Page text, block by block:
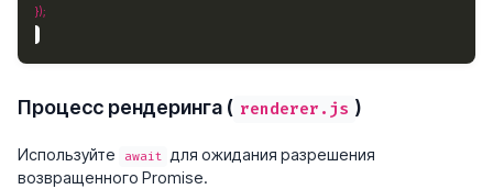
Процесс рендеринга ( renderer.js )
Используйте await для ожидания разрешения
возвращенного Promise.